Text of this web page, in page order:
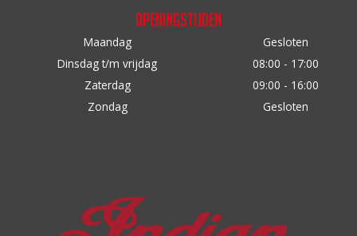
Openingstijden
Maandag
Gesloten
Dinsdag t/m vrijdag
08:00 - 17:00
Zaterdag
09:00 - 16:00
Zondag
Gesloten